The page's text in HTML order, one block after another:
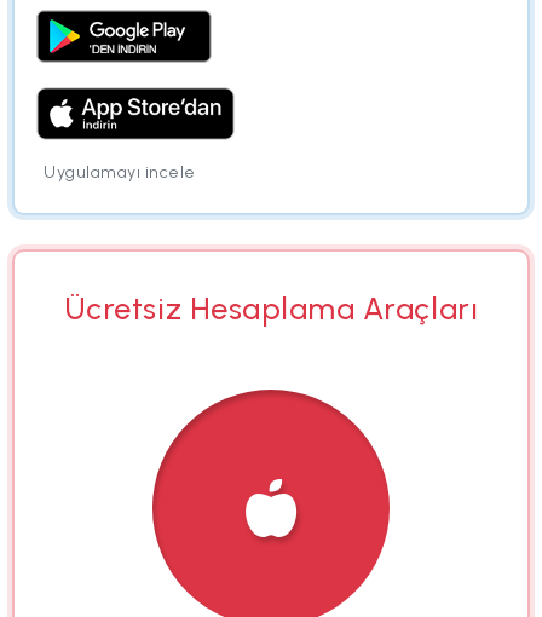
Uygulamayı incele
Ücretsiz Hesaplama Araçları